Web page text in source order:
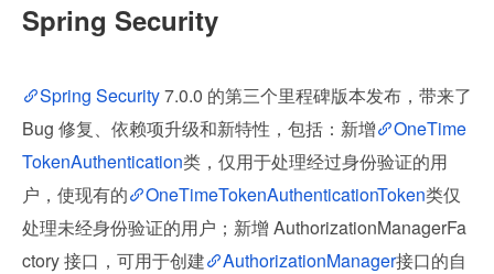
Spring Security
Spring Security 7.0.0 的第三个里程碑版本发布，带来了
Bug 修复、依赖项升级和新特性，包括：新增
OneTime
TokenAuthentication类，仅用于处理经过身份验证的用
户，使现有的
OneTimeTokenAuthenticationToken类仅
处理未经身份验证的用户；新增 AuthorizationManagerFa
ctory 接口，可用于创建
AuthorizationManager接口的自